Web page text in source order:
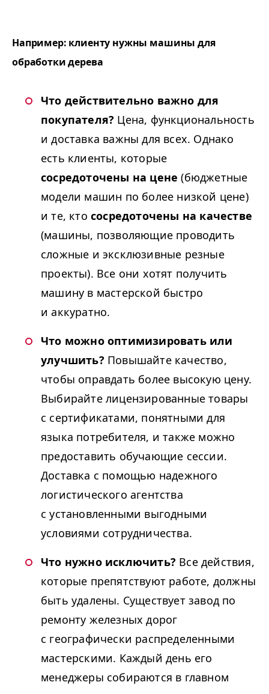
Например: клиенту нужны машины для
обработки дерева
Что действительно важно для
покупателя? Цена, функциональность
и доставка важны для всех. Однако
есть клиенты, которые
сосредоточены на цене (бюджетные
модели машин по более низкой цене)
и те, кто сосредоточены на качестве
(машины, позволяющие проводить
сложные и эксклюзивные резные
проекты). Все они хотят получить
машину в мастерской быстро
и аккуратно.
Что можно оптимизировать или
улучшить? Повышайте качество,
чтобы оправдать более высокую цену.
Выбирайте лицензированные товары
с сертификатами, понятными для
языка потребителя, и также можно
предоставить обучающие сессии.
Доставка с помощью надежного
логистического агентства
с установленными выгодными
условиями сотрудничества.
Что нужно исключить? Все действия,
которые препятствуют работе, должны
быть удалены. Существует завод по
ремонту железных дорог
с географически распределенными
мастерскими. Каждый день его
менеджеры собираются в главном